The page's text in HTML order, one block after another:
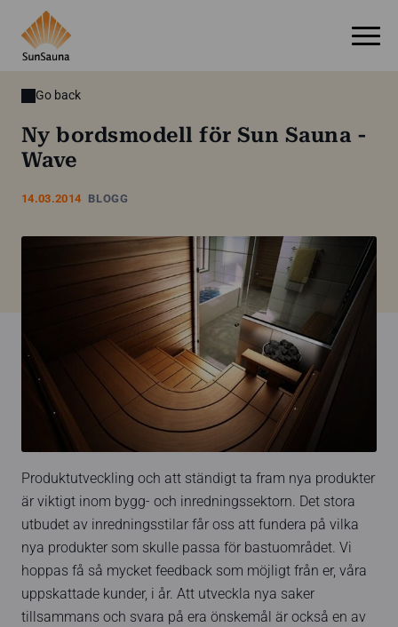
Go back
14.03.2014 BLOGG
Ny bordsmodell för Sun Sauna -
Wave
Produktutveckling och att ständigt ta fram nya produkter
är viktigt inom bygg- och inredningssektorn. Det stora
utbudet av inredningsstilar får oss att fundera på vilka
nya produkter som skulle passa för bastuområdet. Vi
hoppas få så mycket feedback som möjligt från er, våra
uppskattade kunder, i år. Att utveckla nya saker
tillsammans och svara på era önskemål är också en av